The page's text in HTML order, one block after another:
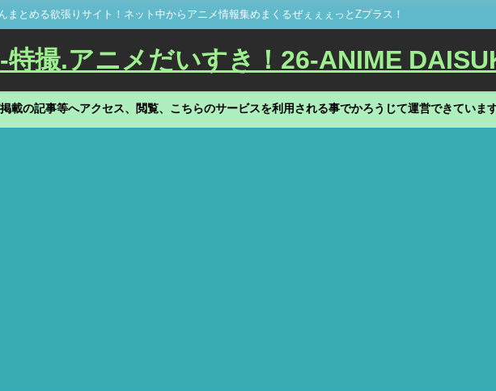
まとめる欲張りサイト！ネット中からアニメ情報集めまくるぜぇぇぇっとZプラス！
撮.アニメだいすき！26-ANIME
載の記事等へアクセス、閲覧、こちらのサービスを利用される事でかろうじて運営できていま